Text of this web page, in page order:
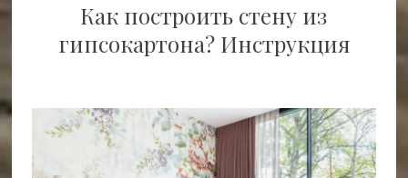
Как построить стену из
гипсокартона? Инструкция